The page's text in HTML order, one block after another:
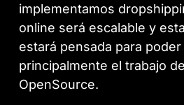
implementamos
online será escalable y
estará pensada para
principalmente el trabajo
OpenSource.